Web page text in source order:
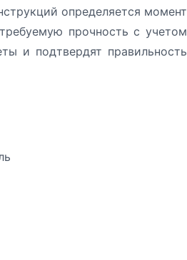
определяется момент
прочность с учетом
и подтвердят правильность